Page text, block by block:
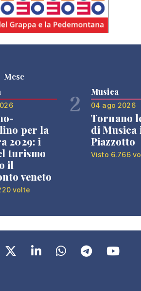
Mese
per la
2029: i
turismo
il
veneto
volte
2 Musica
04 ago 2026
Tornano
di Musica
Piazzotto
Visto 6.766